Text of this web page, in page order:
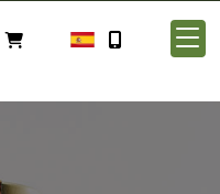
Identifícate